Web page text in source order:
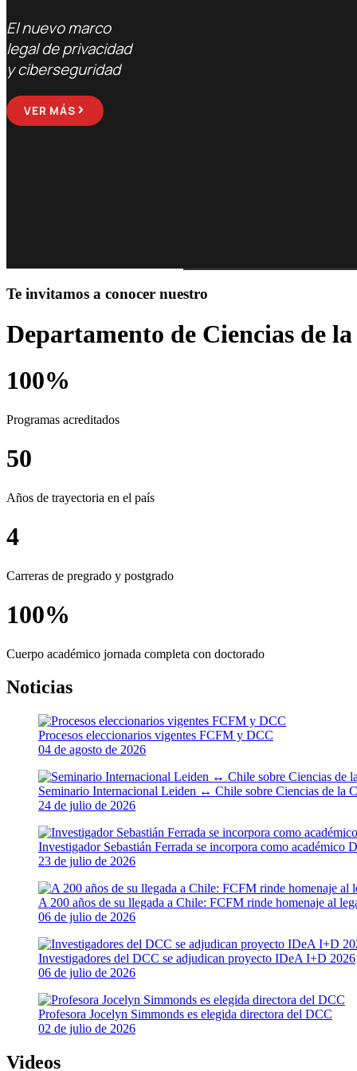
El nuevo marco
legal de privacidad
y ciberseguridad
VER MÁS
de Facultd y DCC
VER MÁS
2026
VER MÁS
PERSONALES
Postulaciones abiertas 2026
VER MÁS
Te invitamos a conocer nuestro
Departamento de Ciencias de
100%
Programas acreditados
50
Años de trayectoria en el país
4
Carreras de pregrado y postgrado
100%
Cuerpo académico jornada completa con doctorado
Noticias
Procesos eleccionarios vigentes FCFM y DCC
04 de agosto de 2026
Seminario Internacional Leiden ↔ Chile sobre Ciencias de la
24 de julio de 2026
Investigador Sebastián Ferrada se incorpora como académico
23 de julio de 2026
A 200 años de su llegada a Chile: FCFM rinde homenaje al
06 de julio de 2026
Investigadores del DCC se adjudican proyecto IDeA I+D 2026
06 de julio de 2026
Profesora Jocelyn Simmonds es elegida directora del DCC
02 de julio de 2026
Videos